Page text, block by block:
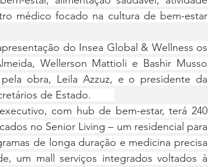
médico focado na cultura de bem-estar
do Insea Global & Wellness os
Wellerson Mattioli e Bashir Musso
obra, Leila Azzuz, e o presidente da
de Estado.
com hub de bem-estar, terá 240
no Senior Living – um residencial para
de longa duração e medicina precisa
um mall serviços integrados voltados à